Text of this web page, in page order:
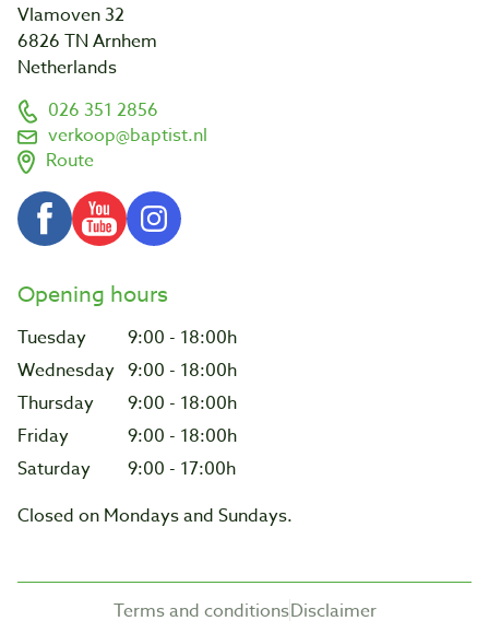
Vlamoven 32
6826 TN Arnhem
Netherlands
026 351 2856
verkoop@baptist.nl
Route
Opening hours
Tuesday
9:00 - 18:00h
Wednesday 9:00 - 18:00h
Thursday
9:00 - 18:00h
Friday
9:00 - 18:00h
Saturday
9:00 - 17:00h
Closed on Mondays and Sundays.
Terms and conditionsDisclaimer